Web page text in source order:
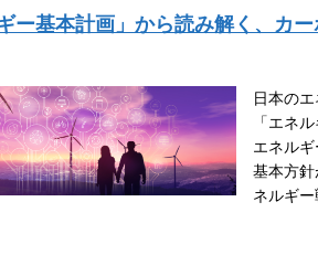
ー基本計画」から読み解く、カ
日本の
「エネ
エネル
基本方
ネルギ